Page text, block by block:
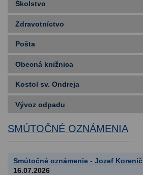
Školstvo
Zdravotníctvo
Pošta
Obecná knižnica
Kostol sv. Ondreja
Vývoz odpadu
SMÚTOČNÉ OZNÁMENIA
Smútočné oznámenie - Jozef Korenič
16.07.2026